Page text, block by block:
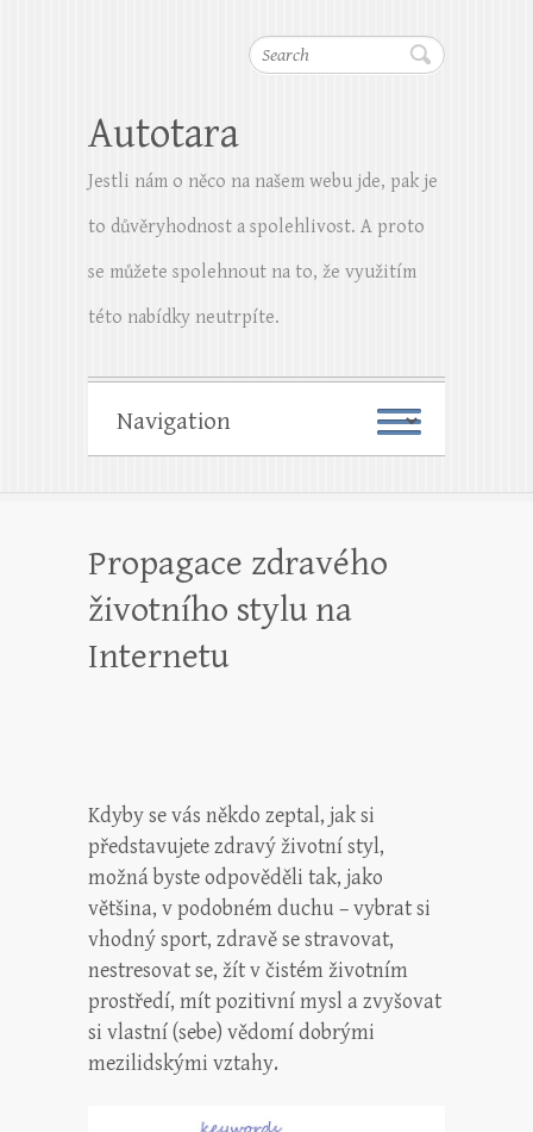
Search
Autotara
Jestli nám o něco na našem webu jde, pak je
to důvěryhodnost a spolehlivost. A proto
se můžete spolehnout na to, že využitím
této nabídky neutrpíte.
Propagace zdravého
životního stylu na
Internetu
Kdyby se vás někdo zeptal, jak si
představujete zdravý životní styl,
možná byste odpověděli tak, jako
většina, v podobném duchu – vybrat si
vhodný sport, zdravě se stravovat,
nestresovat se, žít v čistém životním
prostředí, mít pozitivní mysl a zvyšovat
si vlastní (sebe) vědomí dobrými
mezilidskými vztahy.